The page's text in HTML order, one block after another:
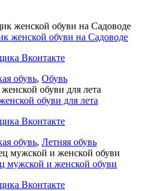
женской обуви на Садоводе
Вконтакте
обувь, Обувь
обуви для лета
Вконтакте
обувь, Летняя обувь
мужской и женской обуви
Вконтакте